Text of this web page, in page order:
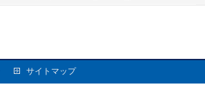
サイトマップ